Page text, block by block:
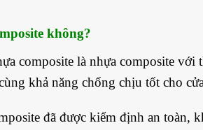
không?
composite là nhựa composite
khả năng chống chịu tốt cho
đã được kiểm định an toàn,